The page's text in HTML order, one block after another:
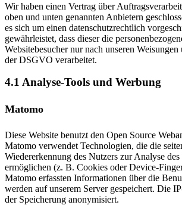
Wir haben einen Vertrag über
oben und unten genannten Anbietern
es sich um einen datenschutzrechtlich
gewährleistet, dass dieser die
Websitebesucher nur nach unseren
der DSGVO verarbeitet.
4.1 Analyse-Tools und Werbung
Matomo
Diese Website benutzt den Open Source
Matomo verwendet Technologien, die die
Wiedererkennung des Nutzers zur Analyse
ermöglichen (z. B. Cookies oder Device-
Matomo erfassten Informationen über die
werden auf unserem Server gespeichert. Die
der Speicherung anonymisiert.